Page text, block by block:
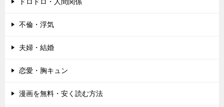
不倫・浮気
夫婦・結婚
恋愛・胸キュン
漫画を無料・安く読む方法